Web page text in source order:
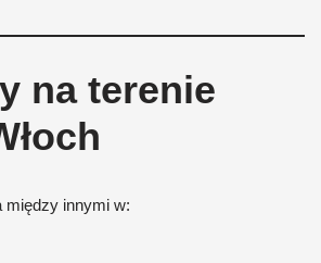
na terenie
między innymi w: